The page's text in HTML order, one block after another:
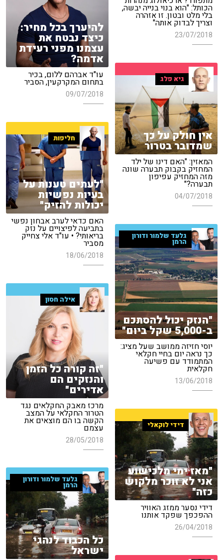
הכותל: "הוא בנוי בנייה יבשה,
בלי מלט ובטון. זו אזהרה
וצריך לבדוק אותה"
23/07/2018 להיערך בכל מחיר:
כיצד נבטח את
עצמנו מפני רעידת
אדמה?
עו"ד אברהם ללום, בכיר
בתחום המקרקעין, הסביר
09/07/2018
גיא פלג
אין חולק על כך
שמדובר בטרור
המאזין: "האם דינו של ילד
המחזיק בקבוק תבערה שונה
מזה המחזיק עפיפון
תבערה?"
04/07/2018
חליפות
"לעתים טענות על
בעיות נפשיות
יכולות להזיק"
האם כדאי לערב אבחון נפשי
בתביעה לפיצויים על נזק
בריאותי? • עו"ד אלי צחייק
מסביר
18/06/2018
גלעד שלמור ודורון
הרמן
"הנזק יכול להסתכם
ב-5,000 שקל ביום"
יוסי חזיזה ממושב שעל מציג:
כך נראה יום בחיי חקלאי
המתמודד עם פשיעה
חקלאית
13/06/2018
אילה חסון
"זה קורה כל הזמן
והנזקים הם
אדירים"
מרכז מאבק החקלאים נגד
הטרור החקלאי על המצב
הקשה בו הם מוצאים את
עצמם
28/05/2018
דידי לוקאלי
"מאז ימי מלכישוע
אני לא זוכר מלקוש
כזה"
דידי נסער ממזג האוויר
ההפכפך שפקד אותנו
26/04/2018
גלעד שלמור ודורון
הרמן
כל הכבוד לנהגי
ישראל